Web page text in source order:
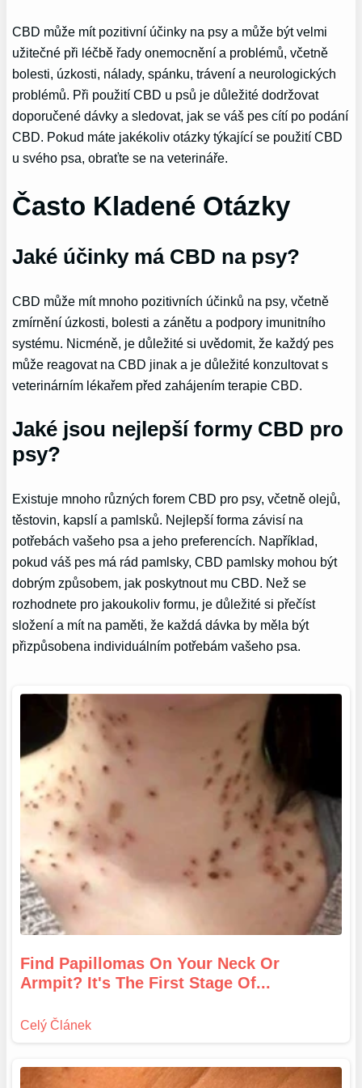
CBD může mít pozitivní účinky na psy a může být velmi
užitečné při léčbě řady onemocnění a problémů, včetně
bolesti, úzkosti, nálady, spánku, trávení a neurologických
problémů. Při použití CBD u psů je důležité dodržovat
doporučené dávky a sledovat, jak se váš pes cítí po podání
CBD. Pokud máte jakékoliv otázky týkající se použití CBD
u svého psa, obraťte se na veterináře.
Často Kladené Otázky
Jaké účinky má CBD na psy?
CBD může mít mnoho pozitivních účinků na psy, včetně
zmírnění úzkosti, bolesti a zánětu a podpory imunitního
systému. Nicméně, je důležité si uvědomit, že každý pes
může reagovat na CBD jinak a je důležité konzultovat s
veterinárním lékařem před zahájením terapie CBD.
Jaké jsou nejlepší formy CBD pro
psy?
Existuje mnoho různých forem CBD pro psy, včetně olejů,
těstovin, kapslí a pamlsků. Nejlepší forma závisí na
potřebách vašeho psa a jeho preferencích. Například,
pokud váš pes má rád pamlsky, CBD pamlsky mohou být
dobrým způsobem, jak poskytnout mu CBD. Než se
rozhodnete pro jakoukoliv formu, je důležité si přečíst
složení a mít na paměti, že každá dávka by měla být
přizpůsobena individuálním potřebám vašeho psa.
Find Papillomas On Your Neck Or
Armpit? It's The First Stage Of...